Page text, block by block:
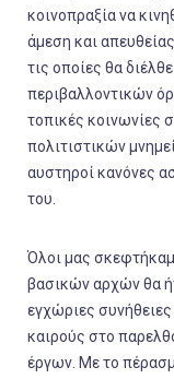
κοινοπραξία να
άμεση και
τις οποίες θα
περιβαλλοντικών
τοπικές κοινωνίες
πολιτιστικών
αυστηροί κανόνες
του.
Όλοι μας
βασικών αρχών θα
εγχώριες
καιρούς στο
έργων. Με το